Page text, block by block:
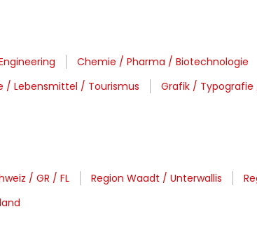
Chemie / Pharma / Biotechnologie
/ Lebensmittel / Tourismus
Grafik / Typografie
/ GR / FL Region Waadt / Unterwallis